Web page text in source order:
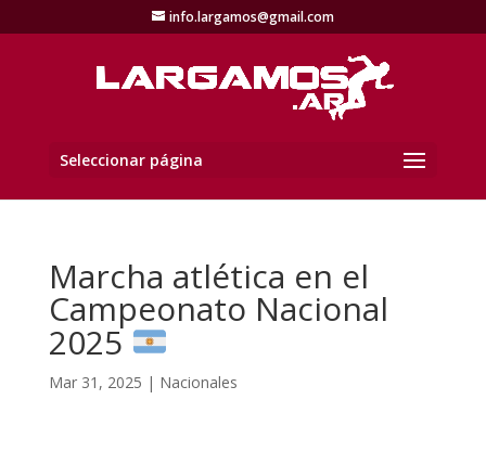
info.largamos@gmail.com
Seleccionar página
Marcha atlética en el
Campeonato Nacional
2025
Mar 31, 2025 | Nacionales